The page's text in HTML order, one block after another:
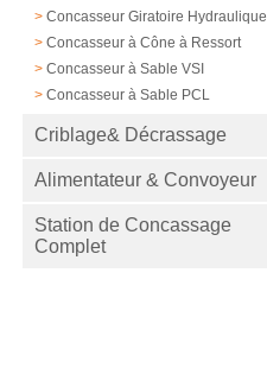
>Concasseur Giratoire Hydraulique
>Concasseur à Cône à Ressort
>Concasseur à Sable VSI
>Concasseur à Sable PCL
Criblage& Décrassage
Alimentateur & Convoyeur
Station de Concassage
Complet